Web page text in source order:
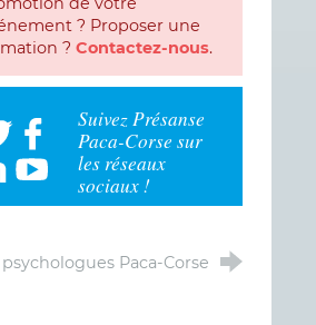
? Proposer une
? Contactez-nous.
Suivez Présanse
Paca-Corse sur
les réseaux
sociaux !
Paca-Corse